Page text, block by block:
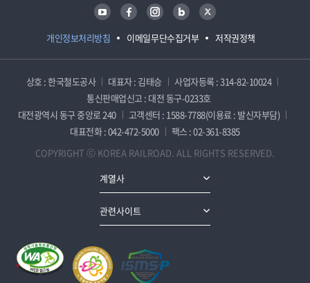
개인정보처리방침 이메일무단수집거부 저작권정책
유튜브 페이스북 인스타그램 블로그 트위터
상호 : 한국철도공사 대표자 : 김태승
사업자등록 : 314-82-10024
통신판매업신고 : 대전 동구-0233호
대전광역시 동구 중앙로 240
고객센터 : 1588-7788(이용료 : 발신자부담)
대표전화 : 042-472-5000
팩스 : 02-361-8385
COPYRIGHT ⓒ KOREA RAILROAD. ALL RIGHTS RESERVED.
계열사
관련사이트